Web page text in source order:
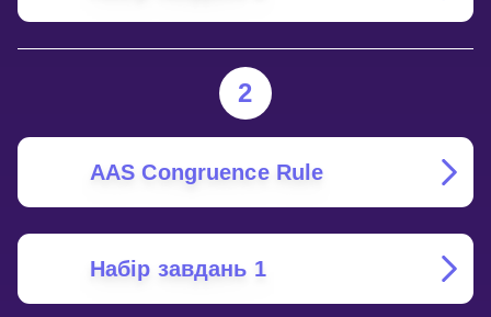
2
AAS Congruence Rule
Набір завдань 1